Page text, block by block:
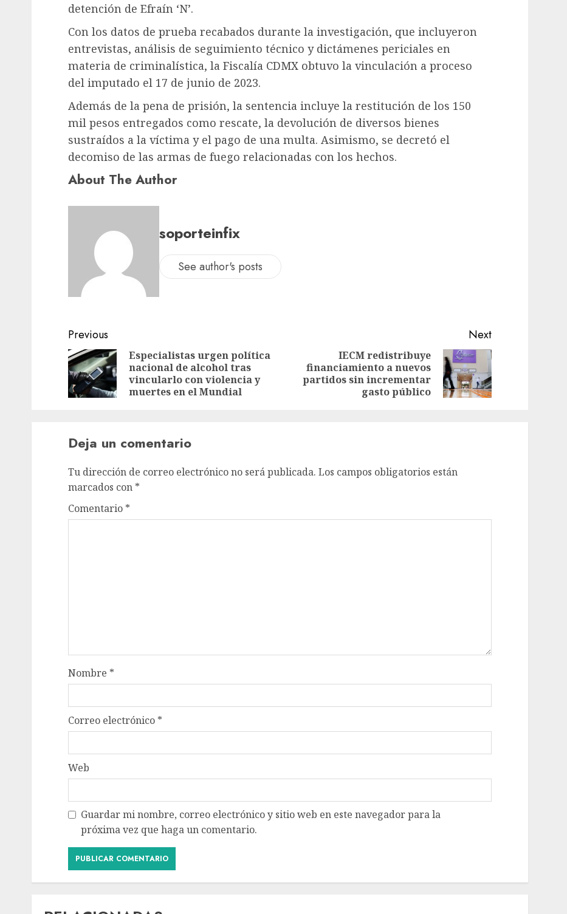
detención de Efraín ‘N’.
Con los datos de prueba recabados durante la investigación, que incluyeron
entrevistas, análisis de seguimiento técnico y dictámenes periciales en
materia de criminalística, la Fiscalía CDMX obtuvo la vinculación a proceso
del imputado el 17 de junio de 2023.
Además de la pena de prisión, la sentencia incluye la restitución de los 150
mil pesos entregados como rescate, la devolución de diversos bienes
sustraídos a la víctima y el pago de una multa. Asimismo, se decretó el
decomiso de las armas de fuego relacionadas con los hechos.
About The Author
soporteinfix
See author's posts
Previous
Especialistas urgen política
nacional de alcohol tras
vincularlo con violencia y
muertes en el Mundial
Next
IECM redistribuye
financiamiento a nuevos
partidos sin incrementar
gasto público
Deja un comentario
Tu dirección de correo electrónico no será publicada. Los campos obligatorios están
marcados con *
Comentario *
Nombre *
Correo electrónico *
Web
Guardar mi nombre, correo electrónico y sitio web en este navegador para la
próxima vez que haga un comentario.